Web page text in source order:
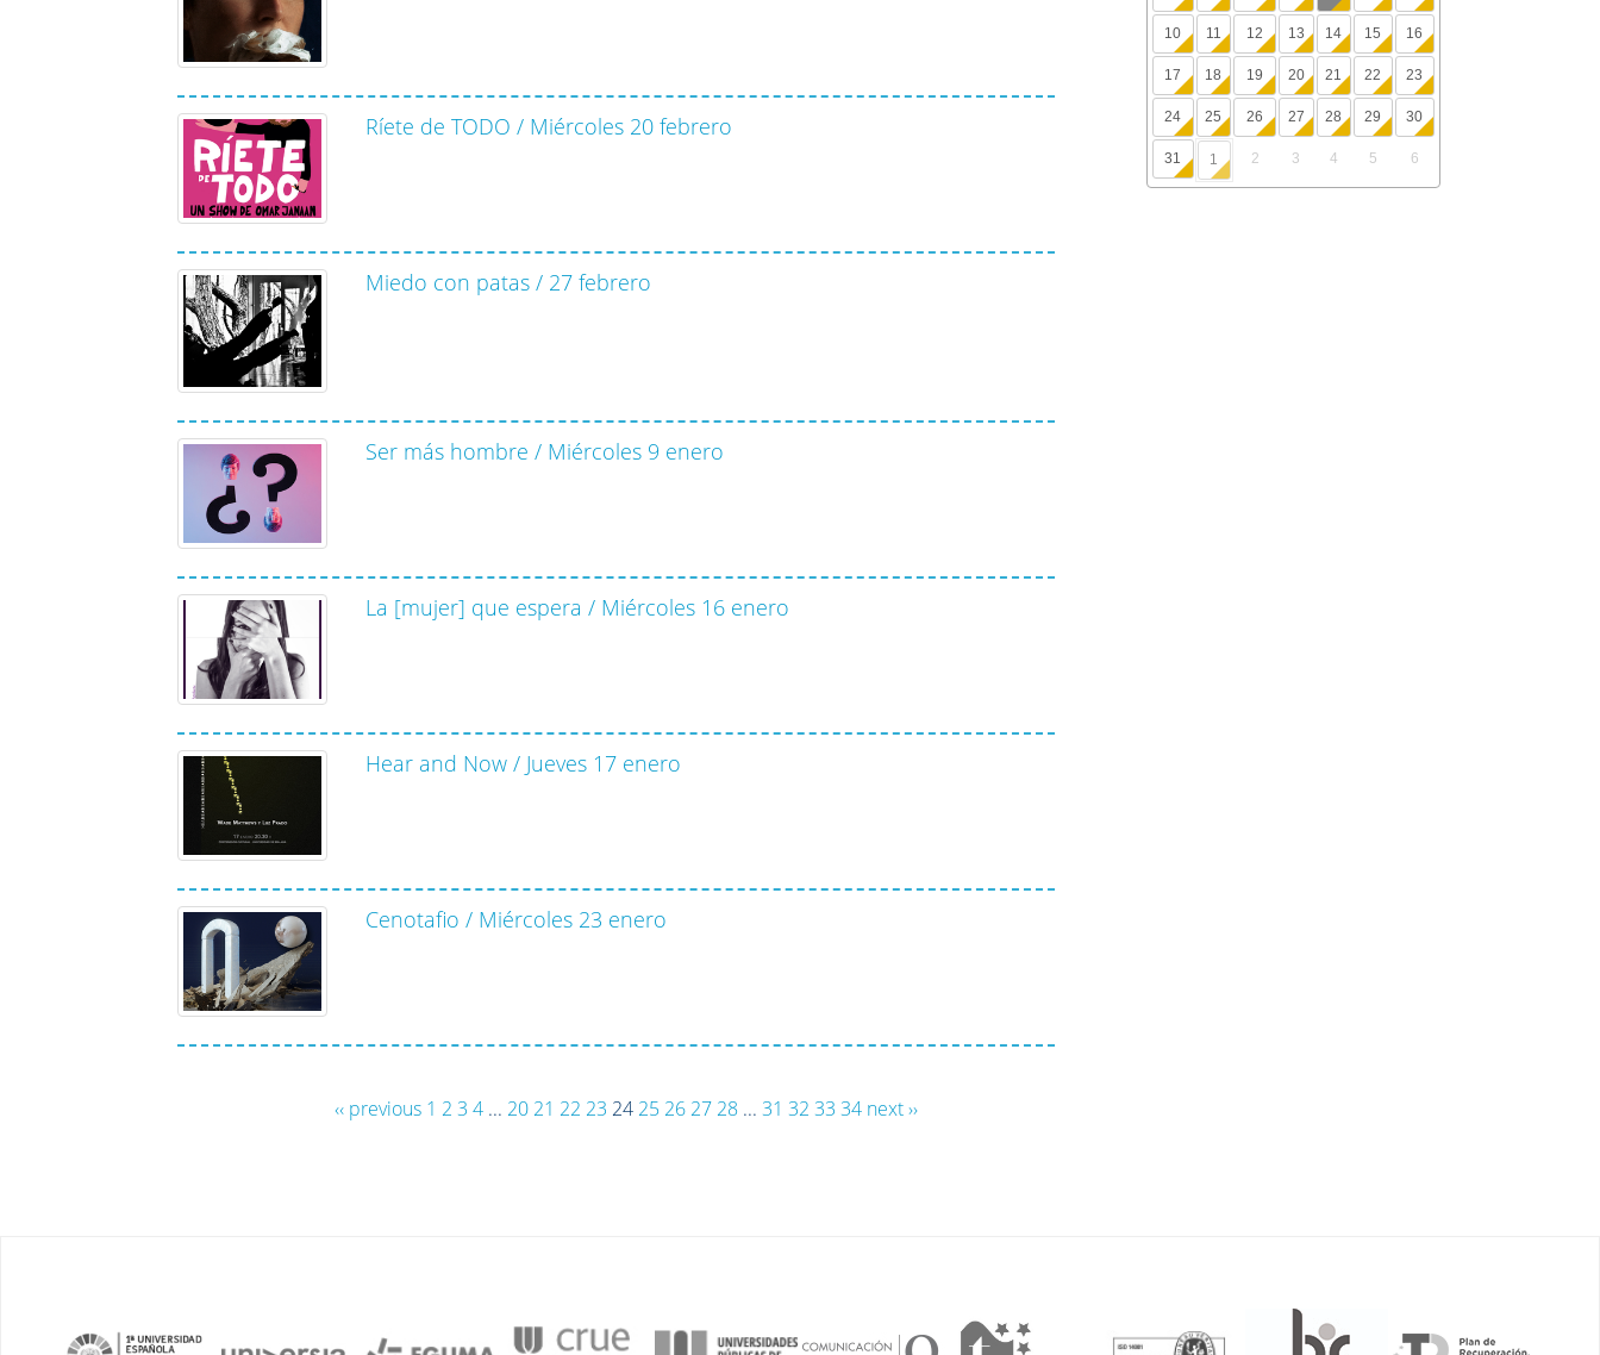
Ríete de TODO / Miércoles 20 febrero
Miedo con patas / 27 febrero
Ser más hombre / Miércoles 9 enero
La [mujer] que espera / Miércoles 16 enero
Hear and Now / Jueves 17 enero
Cenotafio / Miércoles 23 enero
‹‹ previous 1 2 3 4... 20 21 22 23 24 25 26 27 28... 31 32 33 34 next ››
10 11 12 13 14 15 16
17 18 19 20 21 22 23
24 25 26 27 28 29 30
31 1 2 3 4 5 6